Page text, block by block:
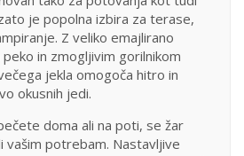
je popolna izbira za terase,
Z veliko emajlirano
in zmogljivim gorilnikom
jekla omogoča hitro in
okusnih jedi.
doma ali na poti, se žar
vašim potrebam. Nastavljive